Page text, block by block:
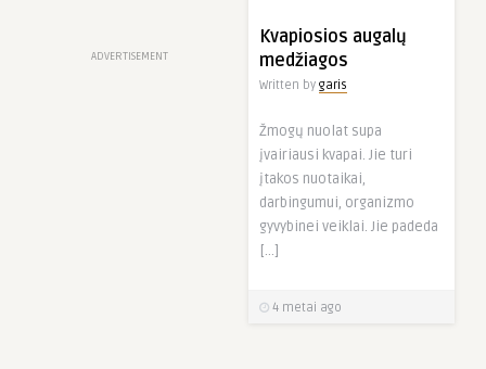
ADVERTISEMENT
Kvapiosios augalų
medžiagos
Written by garis
Žmogų nuolat supa
įvairiausi kvapai. Jie turi
įtakos nuotaikai,
darbingumui, organizmo
gyvybinei veiklai. Jie padeda
[…]
4 metai ago